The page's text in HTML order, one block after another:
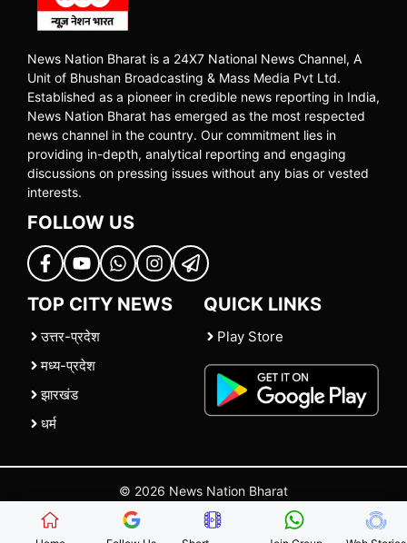
News Nation Bharat is a 24X7 National News Channel, A
Unit of Bhushan Broadcasting & Mass Media Pvt Ltd.
Established as a pioneer in credible news reporting in India,
News Nation Bharat has emerged as the most respected
news channel in the country. Our commitment lies in
providing in-depth, analytical reporting and engaging
discussions on pressing issues without any bias or vested
interests.
FOLLOW US
TOP CITY NEWS
उत्तर-प्रदेश
मध्य-प्रदेश
झारखंड
धर्म
QUICK LINKS
Play Store
© 2026 News Nation Bharat
| |Contact Us |Policies Terms and Conditions